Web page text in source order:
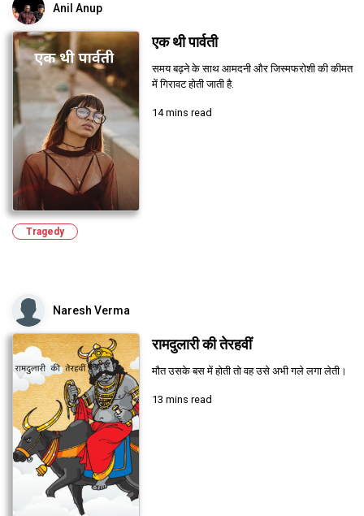
Anil Anup
एक थी पार्वती
समय बढ़ने के साथ आमदनी और जिस्मफरोशी की कीमत
में गिरावट होती जाती है.
14 mins read
Tragedy
Naresh Verma
रामदुलारी की तेरहवीं
मौत उसके बस में होती तो वह उसे अभी गले लगा लेती।
13 mins read